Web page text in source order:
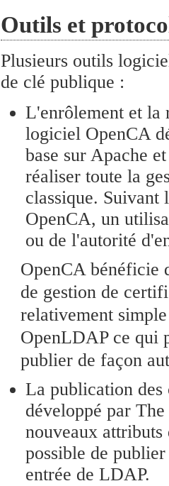
Outils et
Plusieurs outils
de clé publique :
L'enrôlement et la
logiciel OpenCA
base sur Apache
réaliser toute la
classique. Suivant
OpenCA, un
ou de l'autorité
OpenCA bénéficie
de gestion de
relativement
OpenLDAP ce qui
publier de façon
La publication
développé par The
nouveaux
possible de
entrée de LDAP.